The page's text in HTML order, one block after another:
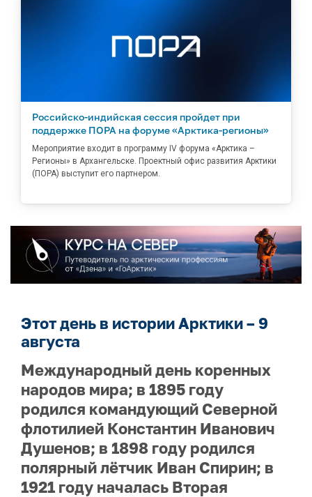
Российско-индийская сессия пройдет при
поддержке ПОРА на форуме «Арктика-регионы»
Мероприятие входит в программу IV форума «Арктика –
Регионы» в Архангельске. Проектный офис развития Арктики
(ПОРА) выступит его партнером.
Этот день в истории Арктики – 9
августа
Международный день коренных
народов мира; в 1895 году
родился командующий Северной
флотилией Константин Иванович
Душенов; в 1898 году родился
полярный лётчик Иван Спирин; в
1921 году началась Вторая